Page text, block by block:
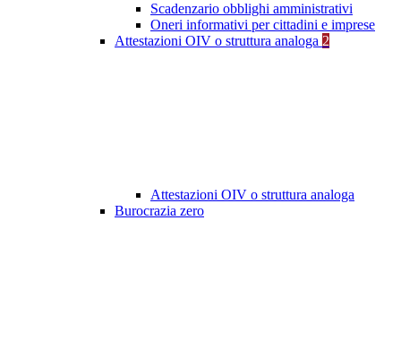
Scadenzario obblighi amministrativi
Oneri informativi per cittadini e imprese
Attestazioni OIV o struttura analoga 2
Attestazioni OIV o struttura analoga
Burocrazia zero